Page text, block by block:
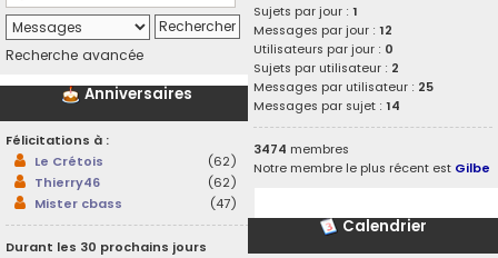
Recherche avancée
Anniversaires
Félicitations à :
Le Crétois
(62)
Thierry46
(62)
Mister cbass
(47)
Durant les 30 prochains jours
Sujets par jour :1
Messages par jour :12
Utilisateurs par jour : 0
Sujets par utilisateur : 2
Messages par utilisateur : 25
Messages par sujet :14
3474 membres
Notre membre le plus récent est Gilbe
Calendrier